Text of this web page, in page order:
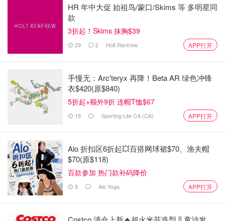
HR 年中大促 始祖鸟/蒙口/Skims 等 多明星同
款
3折起！Skims 抹胸$39
29 2 Holt Renfrew APP打开
手慢无：Arc'teryx 再降！Beta AR 绿色冲锋
衣$420(原$840)
5折起+额外9折 连帽T恤$67
19 Sporting Life CA (CA) APP打开
Alo 折扣区6折起💥百搭网球裙$70、渔夫帽
$70(原$118)
百款参加 热门款补码降价
8 Alo Yoga APP打开